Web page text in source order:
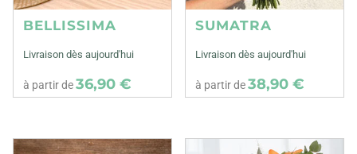
BELLISSIMA
Livraison dès aujourd'hui
à partir de36,90 €
SUMATRA
Livraison dès aujourd'hui
à partir de38,90 €